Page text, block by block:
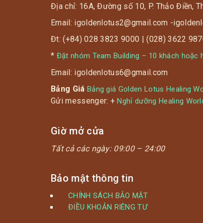
Địa chỉ: 16A, Đường số 10, P. Thảo Điền,
Email: igoldenlotus2@gmail.com -
Đt: (+84) 028 3823 9000 | (028) 3622
* Đặt nhóm Team Building – 10 khách
Email: igoldenlotus6@gmail.com
Bảng Giá Bảng giá Golden Lotus Healing
Gửi messenger: +Nghỉ dưỡng Healing
Giờ mở cửa
Tất cả các ngày: 09:00 – 24:00
Bảo mật thông tin
CHÍNH SÁCH BẢO MẬT
ĐIỀU KHOẢN RIÊNG TƯ